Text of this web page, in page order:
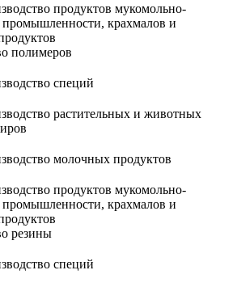
продуктов мукомольно-
крахмалов и
полимеров
специй
растительных и животных
молочных продуктов
продуктов мукомольно-
крахмалов и
резины
специй